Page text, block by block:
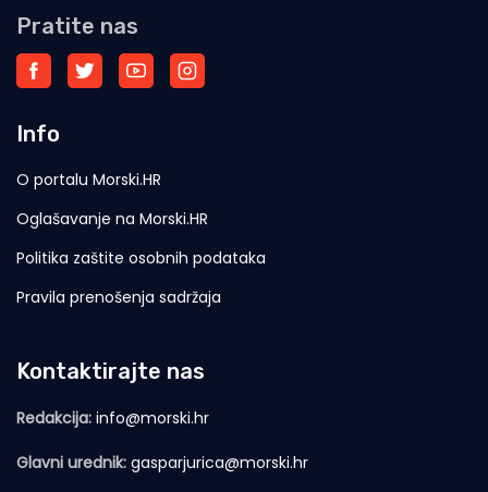
Pratite nas
Info
O portalu Morski.HR
Oglašavanje na Morski.HR
Politika zaštite osobnih podataka
Pravila prenošenja sadržaja
Kontaktirajte nas
Redakcija: info@morski.hr
Glavni urednik: gasparjurica@morski.hr